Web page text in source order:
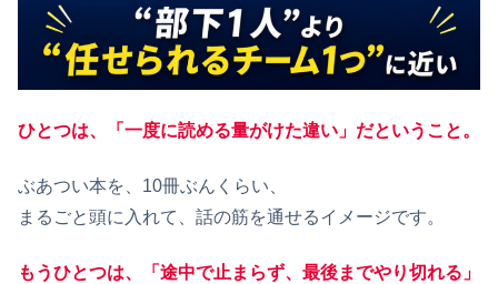
ひとつは、「一度に読める量がけた違い」だということ。
ぶあつい本を、10冊ぶんくらい、
まるごと頭に入れて、話の筋を通せるイメージです。
もうひとつは、「途中で止まらず、最後までやり切れる」